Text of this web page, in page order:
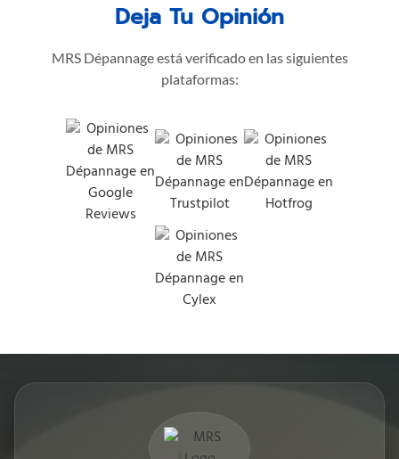
Deja Tu Opinión
MRS Dépannage está verificado en las siguientes
plataformas: